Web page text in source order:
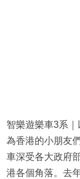
智樂遊樂車3系
為香港的小朋友
車深受各大政府
港各個角落。去